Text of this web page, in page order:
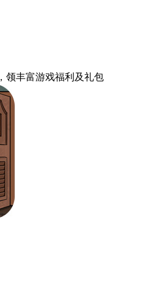
，领丰富游戏福利 及礼包